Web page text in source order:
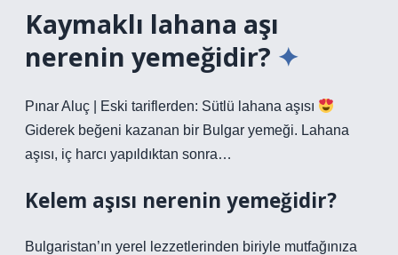
Kaymaklı lahana aşı
nerenin yemeğidir?
Pınar Aluç | Eski tariflerden: Sütlü lahana aşısı
Giderek beğeni kazanan bir Bulgar yemeği. Lahana
aşısı, iç harcı yapıldıktan sonra…
Kelem aşısı nerenin yemeğidir?
Bulgaristan’ın yerel lezzetlerinden biriyle mutfağınıza